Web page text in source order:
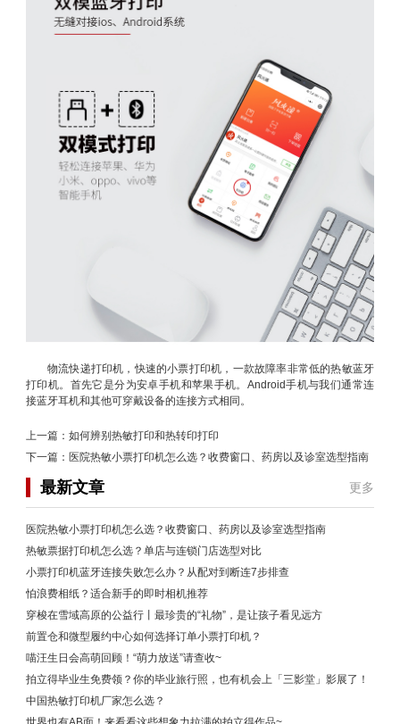
物流快递打印机，快速的小票打印机，一款故障率非常低的热敏蓝牙
打印机。首先它是分为安卓手机和苹果手机。Android手机与我们通常连
接蓝牙耳机和其他可穿戴设备的连接方式相同。
上一篇： 如何辨别热敏打印和热转印打印
下一篇： 医院热敏小票打印机怎么选？收费窗口、药房以及诊室选型指南
最新文章 更多
医院热敏小票打印机怎么选？收费窗口、药房以及诊室选型指南
热敏票据打印机怎么选？单店与连锁门店选型对比
小票打印机蓝牙连接失败怎么办？从配对到断连7步排查
怕浪费相纸？适合新手的即时相机推荐
穿梭在雪域高原的公益行丨最珍贵的“礼物”，是让孩子看见远方
前置仓和微型履约中心如何选择订单小票打印机？
喵汪生日会高萌回顾！“萌力放送”请查收~
拍立得毕业生免费领？你的毕业旅行照，也有机会上「三影堂」影展了！
中国热敏打印机厂家怎么选？